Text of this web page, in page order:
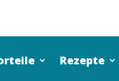
Rezepte